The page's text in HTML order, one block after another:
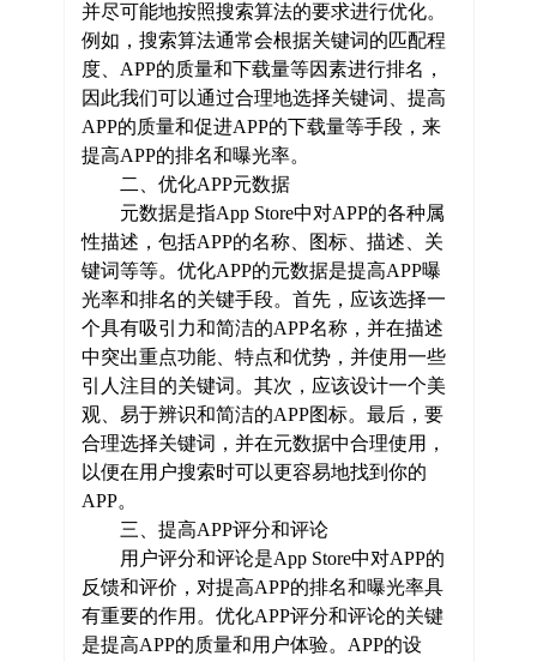
并尽可能地按照搜索算法的要求进行优化。
例如，搜索算法通常会根据关键词的匹配程
度、APP的质量和下载量等因素进行排名，
因此我们可以通过合理地选择关键词、提高
APP的质量和促进APP的下载量等手段，来
提高APP的排名和曝光率。
二、优化APP元数据
元数据是指App Store中对APP的各种属
性描述，包括APP的名称、图标、描述、关
键词等等。优化APP的元数据是提高APP曝
光率和排名的关键手段。首先，应该选择一
个具有吸引力和简洁的APP名称，并在描述
中突出重点功能、特点和优势，并使用一些
引人注目的关键词。其次，应该设计一个美
观、易于辨识和简洁的APP图标。最后，要
合理选择关键词，并在元数据中合理使用，
以便在用户搜索时可以更容易地找到你的
APP。
三、提高APP评分和评论
用户评分和评论是App Store中对APP的
反馈和评价，对提高APP的排名和曝光率具
有重要的作用。优化APP评分和评论的关键
是提高APP的质量和用户体验。APP的设